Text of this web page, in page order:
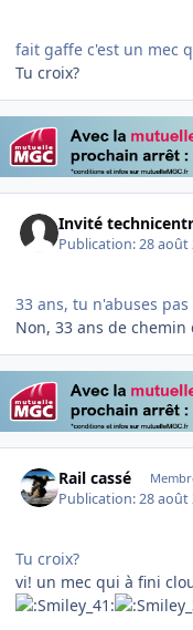
fait gaffe c'est un mec
Tu croix?
Invité
Publication:28 août
33 ans, tu n'abuses pas
Non, 33 ans de chemin
Rail cassé
Publication:28 août
Tu croix?
vi! un mec qui à fini